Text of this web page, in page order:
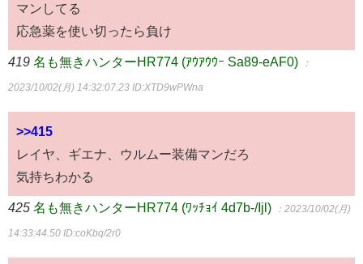
マンしてる
応急薬を使い切ったら負け
419 名も無きハンターHR774 (ｱｳｱｳｳｰ Sa89-eAF0) ：
2023/10/02(月) 14:32:07.23 ID:XTD9wPWna
>>415
レイヤ、ギエナ、ウルムー装備マンだろ
気持ちわかる
425 名も無きハンターHR774 (ﾜｯﾁｮｲ 4d7b-/Ijl) ：2023/10/02(月)
14:33:44.50 ID:coKbq/2r0